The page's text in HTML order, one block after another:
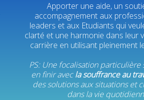
Apporter une aide, un
accompagnement aux
leaders et aux Etudiants qui
clarté et une harmonie dans leur
carrière en utilisant pleinement
PS: Une focalisation
en finir avecla souffrance au
des solutions aux situations et
dans la vie